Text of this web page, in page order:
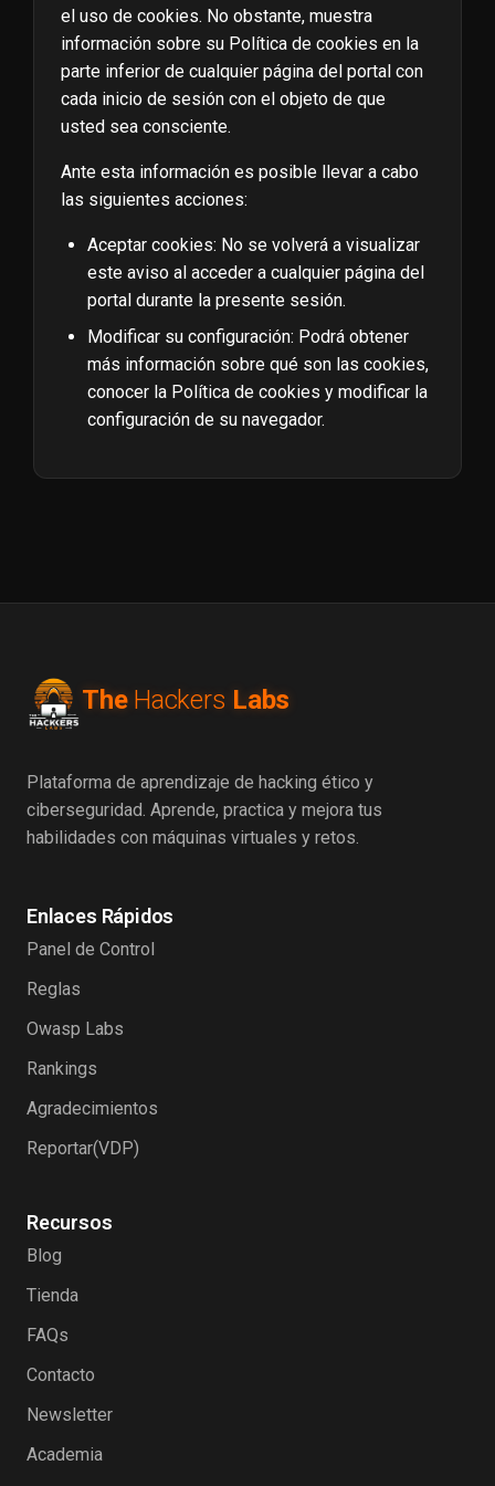
el uso de cookies. No obstante, muestra
información sobre su Política de cookies en la
parte inferior de cualquier página del portal con
cada inicio de sesión con el objeto de que
usted sea consciente.
Ante esta información es posible llevar a cabo
las siguientes acciones:
Aceptar cookies: No se volverá a visualizar
este aviso al acceder a cualquier página del
portal durante la presente sesión.
Modificar su configuración: Podrá obtener
más información sobre qué son las cookies,
conocer la Política de cookies y modificar la
configuración de su navegador.
The Hackers Labs
Plataforma de aprendizaje de hacking ético y
ciberseguridad. Aprende, practica y mejora tus
habilidades con máquinas virtuales y retos.
Enlaces Rápidos
Panel de Control
Reglas
Owasp Labs
Rankings
Agradecimientos
Reportar(VDP)
Recursos
Blog
Tienda
FAQs
Contacto
Newsletter
Academia